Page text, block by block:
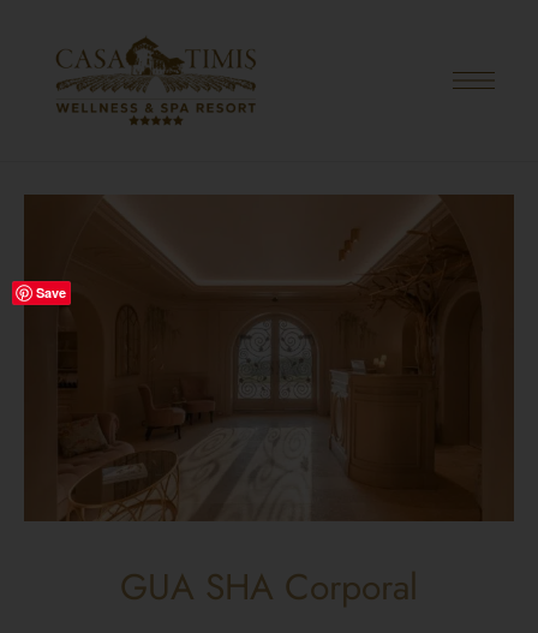
HOLISTIC WELLNESS
GUA SHA Corporal
Save